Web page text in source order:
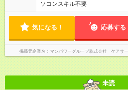
ソコンスキル不要
気になる！ 応募する
掲載元企業名 マンパワーグループ株式会社 ケアサ
未読